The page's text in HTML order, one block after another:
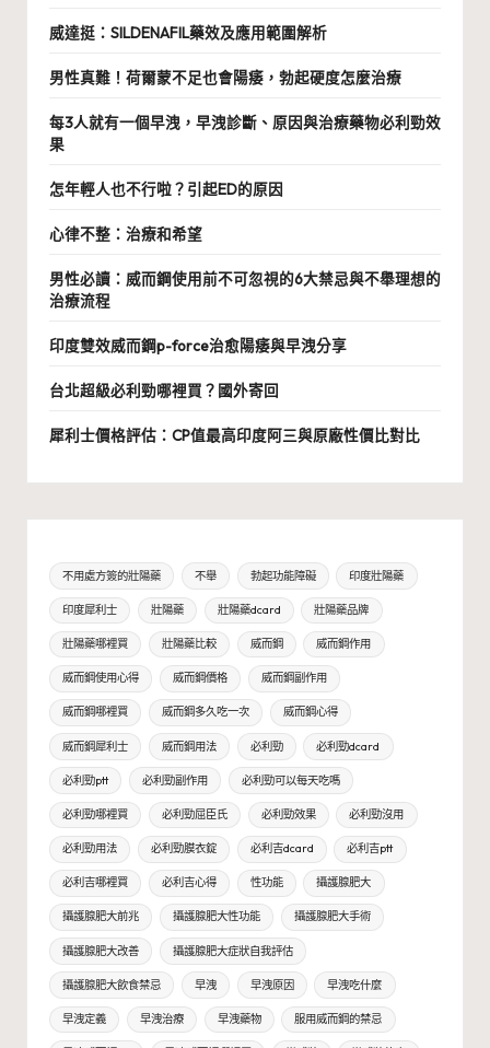
威達挺：SILDENAFIL藥效及應用範圍解析
男性真難！荷爾蒙不足也會陽痿，勃起硬度怎麼治療
每3人就有一個早洩，早洩診斷、原因與治療藥物必利勁效
果
怎年輕人也不行啦？引起ED的原因
心律不整：治療和希望
男性必讀：威而鋼使用前不可忽視的6大禁忌與不舉理想的
治療流程
印度雙效威而鋼p-force治愈陽痿與早洩分享
台北超級必利勁哪裡買？國外寄回
犀利士價格評估：CP值最高印度阿三與原廠性價比對比
不用處方簽的壯陽藥 不舉 勃起功能障礙 印度壯陽藥
印度犀利士 壯陽藥 壯陽藥dcard 壯陽藥品牌
壯陽藥哪裡買 壯陽藥比較 威而鋼 威而鋼作用
威而鋼使用心得 威而鋼價格 威而鋼副作用
威而鋼哪裡買 威而鋼多久吃一次 威而鋼心得
威而鋼犀利士 威而鋼用法 必利勁 必利勁dcard
必利勁ptt 必利勁副作用 必利勁可以每天吃嗎
必利勁哪裡買 必利勁屈臣氏 必利勁效果 必利勁沒用
必利勁用法 必利勁膜衣錠 必利吉dcard 必利吉ptt
必利吉哪裡買 必利吉心得 性功能 攝護腺肥大
攝護腺肥大前兆 攝護腺肥大性功能 攝護腺肥大手術
攝護腺肥大改善 攝護腺肥大症狀自我評估
攝護腺肥大飲食禁忌 早洩 早洩原因 早洩吃什麼
早洩定義 早洩治療 早洩藥物 服用威而鋼的禁忌